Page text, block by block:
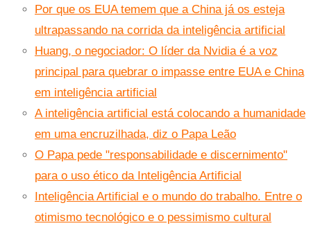
Por que os EUA temem que a China já os esteja
ultrapassando na corrida da inteligência artificial
Huang, o negociador: O líder da Nvidia é a voz
principal para quebrar o impasse entre EUA e China
em inteligência artificial
A inteligência artificial está colocando a humanidade
em uma encruzilhada, diz o Papa Leão
O Papa pede "responsabilidade e discernimento"
para o uso ético da Inteligência Artificial
Inteligência Artificial e o mundo do trabalho. Entre o
otimismo tecnológico e o pessimismo cultural